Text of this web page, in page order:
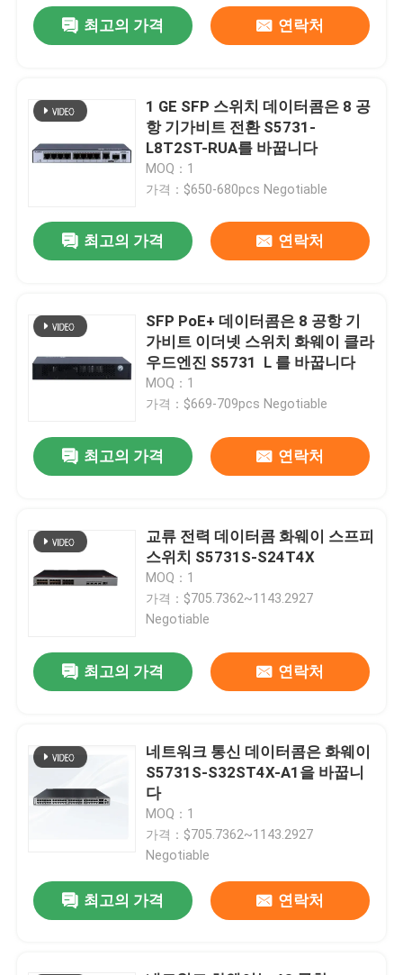
최고의 가격 연락처
1 GE SFP 스위치 데이터콤은 8 공
항 기가비트 전환 S5731-
L8T2ST-RUA를 바꿉니다
MOQ：1
가격：$650-680pcs Negotiable
최고의 가격 연락처
SFP PoE+ 데이터콤은 8 공항 기
가비트 이더넷 스위치 화웨이 클라
우드엔진 S5731 Ｌ를 바꿉니다
MOQ：1
가격：$669-709pcs Negotiable
최고의 가격 연락처
교류 전력 데이터콤 화웨이 스프피
스위치 S5731S-S24T4X
MOQ：1
가격：$705.7362~1143.2927
Negotiable
최고의 가격 연락처
네트워크 통신 데이터콤은 화웨이
S5731S-S32ST4X-A1을 바꿉니
다
MOQ：1
가격：$705.7362~1143.2927
Negotiable
최고의 가격 연락처